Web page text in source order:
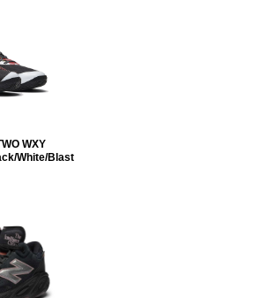
WXY
White/Blast